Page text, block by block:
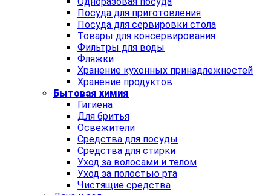
Посуда для приготовления
Посуда для сервировки стола
Товары для консервирования
Фильтры для воды
Фляжки
Хранение кухонных принадлежностей
Хранение продуктов
Бытовая химия
Гигиена
Для бритья
Освежители
Средства для посуды
Средства для стирки
Уход за волосами и телом
Уход за полостью рта
Чистящие средства